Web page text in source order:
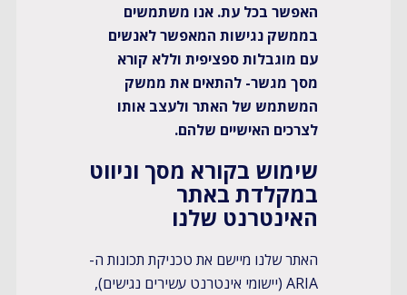
האפשר בכל עת. אנו משתמשים
בממשק נגישות המאפשר לאנשים
עם מוגבלות ספציפית וללא קורא
מסך מגשר- להתאים את ממשק
המשתמש של האתר ולעצב אותו
לצרכים האישיים שלהם.
​שימוש בקורא מסך וניווט
במקלדת באתר
האינטרנט שלנו
האתר שלנו מיישם את טכניקת תכונות ה-
ARIA (יישומי אינטרנט עשירים נגישים),